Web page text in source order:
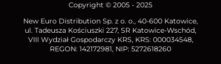
Copyright © 2005 - 2025
New Euro Distribution Sp. z o. o., 40-600 Katowice,
ul. Tadeusza Kościuszki 227, SR Katowice-Wschód,
VIII Wydział Gospodarczy KRS, KRS: 000034548,
REGON: 142172981, NIP: 5272618260